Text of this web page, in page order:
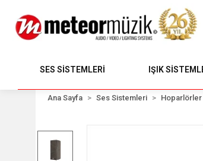
SES SİSTEMLERİ IŞIK
Ana Sayfa Ses Sistemleri Hoparlörler